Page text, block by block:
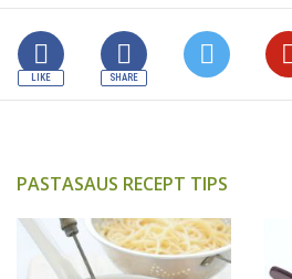
PASTASAUS RECEPT TIPS